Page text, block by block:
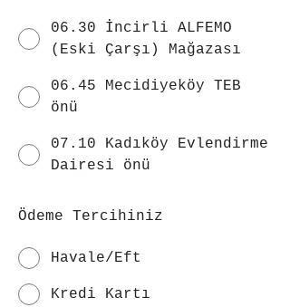
06.30 İncirli ALFEMO
(Eski Çarşı) Mağazası
06.45 Mecidiyeköy TEB
önü
07.10 Kadıköy Evlendirme
Dairesi önü
Ödeme Tercihiniz
Havale/Eft
Kredi Kartı